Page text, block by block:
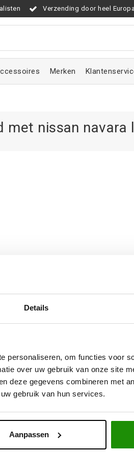
Details
personaliseren, om functies voor
over uw gebruik van onze site
deze gegevens combineren met
gebruik van hun services.
Aanpassen
Verzending door heel Europa
Merken
met nissan navara
Advies van specialisten